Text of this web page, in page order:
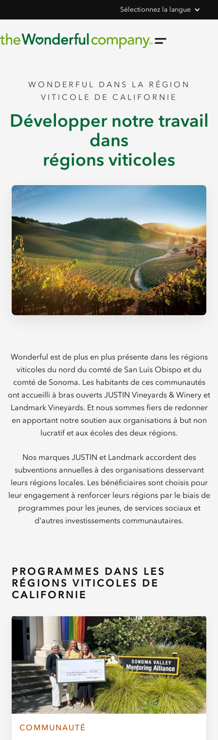
Sélectionnez la langue
WONDERFUL DANS LA RÉGION
VITICOLE DE CALIFORNIE
Développer notre travail
dans
régions viticoles
Wonderful est de plus en plus présente dans les régions
viticoles du nord du comté de San Luis Obispo et du
comté de Sonoma. Les habitants de ces communautés
ont accueilli à bras ouverts JUSTIN Vineyards & Winery et
Landmark Vineyards. Et nous sommes fiers de redonner
en apportant notre soutien aux organisations à but non
lucratif et aux écoles des deux régions.
Nos marques JUSTIN et Landmark accordent des
subventions annuelles à des organisations desservant
leurs régions locales. Les bénéficiaires sont choisis pour
leur engagement à renforcer leurs régions par le biais de
programmes pour les jeunes, de services sociaux et
d'autres investissements communautaires.
PROGRAMMES DANS LES
RÉGIONS VITICOLES DE
CALIFORNIE
COMMUNAUTÉ